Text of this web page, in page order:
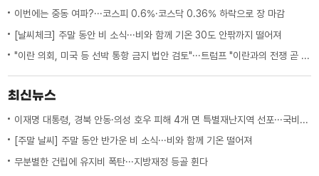
이번에는 중동 여파?···코스피 0.6%·코스닥 0.36% 하락으로 장 마감
[날씨체크] 주말 동안 비 소식···비와 함께 기온 30도 안팎까지 떨어져
"이란 의회, 미국 등 선박 통항 금지 법안 검토"···트럼프 "이란과의 전쟁 곧 끝나"
최신뉴스
이재명 대통령, 경북 안동·의성 호우 피해 4개 면 특별재난지역 선포···국비 추가 지원
[주말 날씨] 주말 동안 반가운 비 소식···비와 함께 기온 떨어져
무분별한 건립에 유지비 폭탄···지방재정 등골 휜다